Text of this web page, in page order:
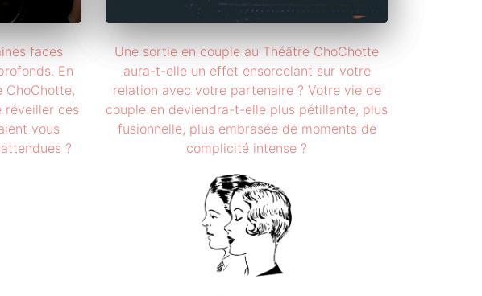
faces
En
ChoChotte,
réveiller ces
vous
?
Une sortie en couple au Théâtre ChoChotte
aura-t-elle un effet ensorcelant sur votre
relation avec votre partenaire ? Votre vie de
couple en deviendra-t-elle plus pétillante, plus
fusionnelle, plus embrasée de moments de
complicité intense ?